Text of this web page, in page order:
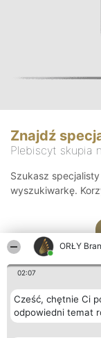
ORŁY
02:07
Cześć, chętnie Ci
odpowiedni temat
Znajdź
Plebiscyt skupia
Szukasz
wyszukiwarkę.